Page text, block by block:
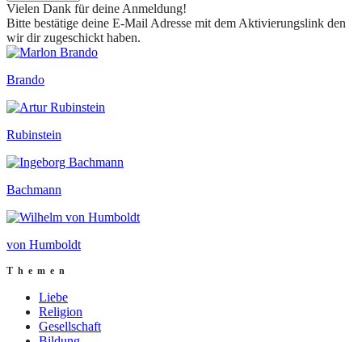
Vielen Dank für deine Anmeldung!
Bitte bestätige deine E-Mail Adresse mit dem Aktivierungslink den
wir dir zugeschickt haben.
Brando
Rubinstein
Bachmann
von Humboldt
Themen
Liebe
Religion
Gesellschaft